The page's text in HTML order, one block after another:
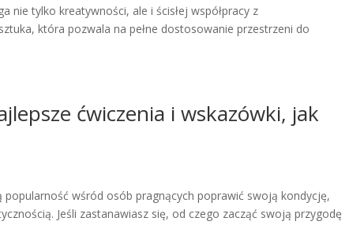
nie tylko kreatywności, ale i ścisłej współpracy z
która pozwala na pełne dostosowanie przestrzeni do
ćwiczenia i wskazówki, jak
wśród osób pragnących poprawić swoją kondycję,
Jeśli zastanawiasz się, od czego zacząć swoją przygodę